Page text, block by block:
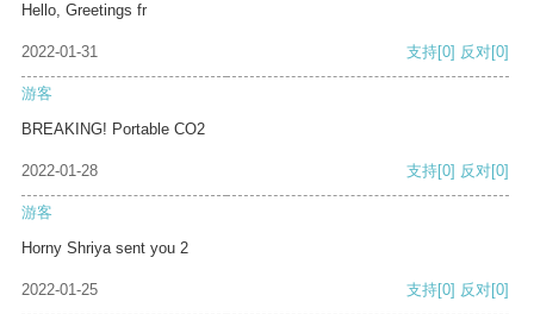
Hello, Greetings fr
2022-01-31 支持[0] 反对[0]
游客
BREAKING! Portable CO2
2022-01-28 支持[0] 反对[0]
游客
Horny Shriya sent you 2
2022-01-25 支持[0] 反对[0]